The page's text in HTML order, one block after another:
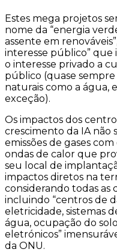
Estes mega projetos
nome da “energia
assente em
interesse público”
o interesse privado a
público (quase
naturais como a água,
exceção).
Os impactos dos
crescimento da IA não
emissões de gases
ondas de calor que
seu local de
impactos diretos na
considerando todas as
incluindo “centros de
eletricidade, sistemas
água, ocupação do
eletrónicos”
da ONU.